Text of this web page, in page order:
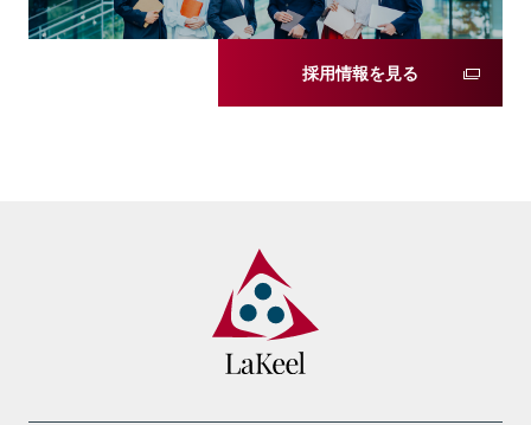
採用情報を見る